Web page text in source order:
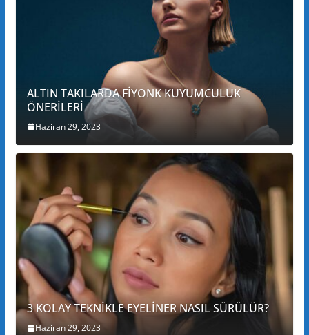
ALTIN TAKILARDA FİYONK KUYUMCULUK
ÖNERİLERİ
Haziran 29, 2023
3 KOLAY TEKNİKLE EYELİNER NASIL SÜRÜLÜR?
Haziran 29, 2023